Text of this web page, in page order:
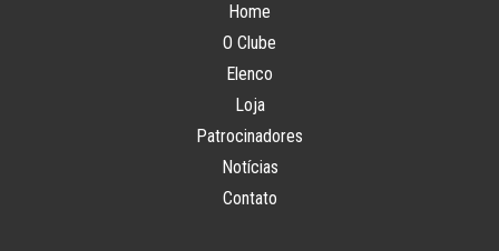
Home
O Clube
Elenco
Loja
Patrocinadores
Notícias
Contato